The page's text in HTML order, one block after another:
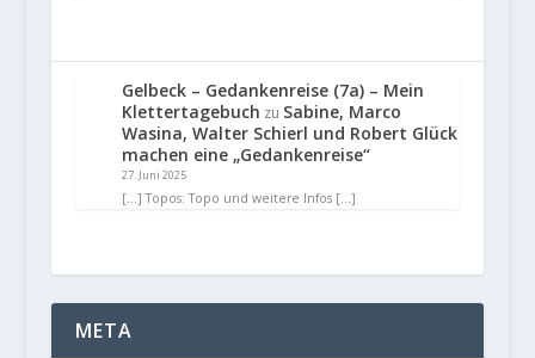
Gelbeck – Gedankenreise (7a) – Mein
Klettertagebuch zu Sabine, Marco
Wasina, Walter Schierl und Robert Glück
machen eine „Gedankenreise“
27. Juni 2025
[…] Topos: Topo und weitere Infos […]
META